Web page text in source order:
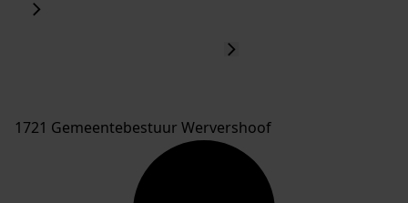
1721 Gemeentebestuur Wervershoof